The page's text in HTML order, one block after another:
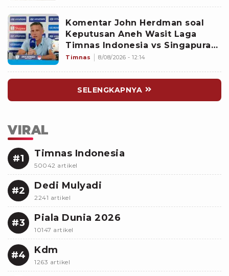
Komentar John Herdman soal
Keputusan Aneh Wasit Laga
Timnas Indonesia vs Singapura
di Piala AFF 2026: Percuma
Timnas 8/08/2026 - 12:14
SELENGKAPNYA
VIRAL
#1 Timnas Indonesia
50042 artikel
#2 Dedi Mulyadi
2241 artikel
#3 Piala Dunia 2026
10147 artikel
#4 Kdm
1263 artikel